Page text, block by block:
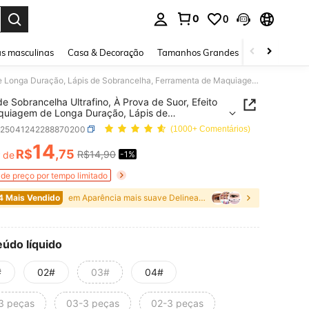
0 0
masculinas Casa & Decoração Tamanhos Grandes Joias e
Lápis de Sobrancelha Ultrafino, À Prova de Suor, Efeito de Maquiagem de Longa Duração, Lápis de Sobrancelha, Ferramenta de Maquiagem para os Olhos - Adequado para Iniciantes
Sobrancelha Ultrafino, À Prova de Suor, Efeito
de Longa Duração, Lápis de
Ferramenta de Maquiagem para os Olhos -
para Iniciantes
(1000+ Comentários)
AND AVAILABILITY
deR$14,75 R$14,90 -1%
preço por tempo limitado
Mais Vendido em Aparência mais suave Delineadores
líquido
02# 03# 04#
peças 03-3 peças 02-3 peças